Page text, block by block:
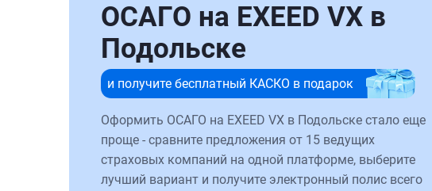
ОСАГО на EXEED VX в
Подольске
и получите бесплатный КАСКО в подарок
Оформить ОСАГО на EXEED VX в Подольске стало еще
проще - сравните предложения от 15 ведущих
страховых компаний на одной платформе, выберите
лучший вариант и получите электронный полис всего